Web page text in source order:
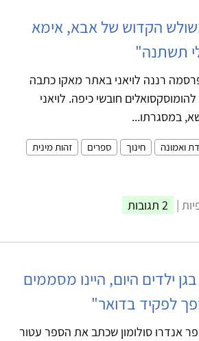
הקדוש של אבא, אימא
תשתנה"
רננה לויאני באתר מאקו כתבה
חובשי כיפה. לויאני
במסגרתו...
דת ואמונה חינוך ספרים
זהות מינית
2 תגובות
ילדים היום, היינו מסממים
לפקיד בדואר"
אנדרו סולומון שכתב את הספר עטור